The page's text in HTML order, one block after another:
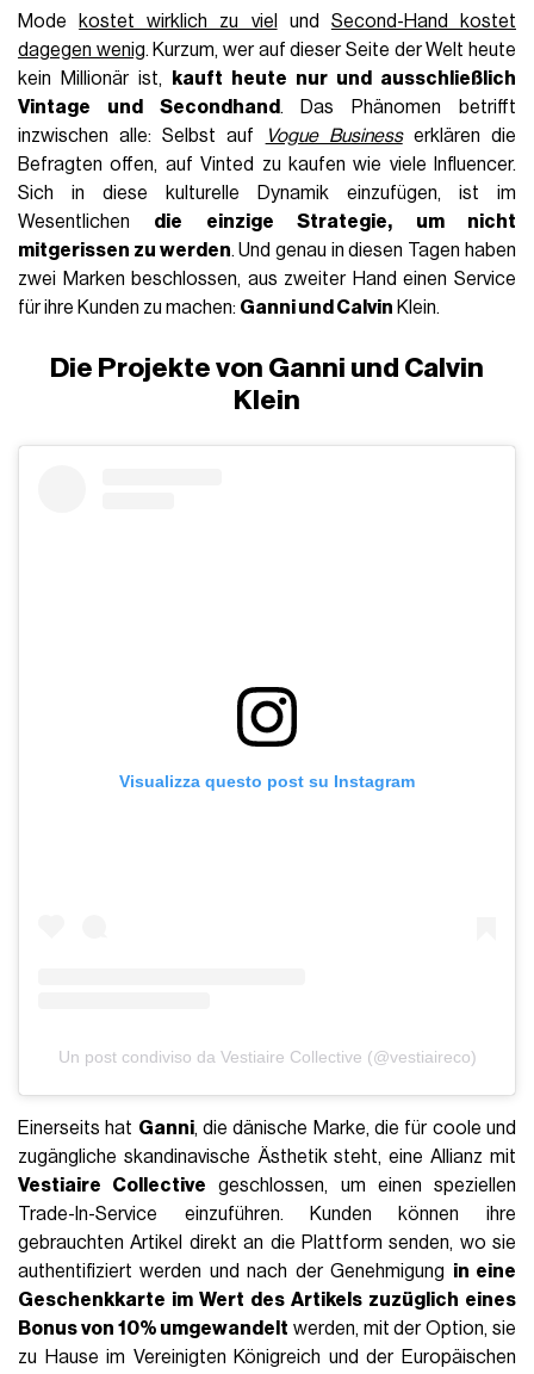
Mode kostet wirklich zu viel und Second-Hand kostet
dagegen wenig. Kurzum, wer auf dieser Seite der Welt heute
kein Millionär ist,
kauft heute nur und ausschließlich
Vintage und Secondhand. Das Phänomen betrifft
inzwischen alle: Selbst auf
Vogue Businesserklären die
Befragten offen, auf Vinted zu kaufen wie viele Influencer.
Sich in diese kulturelle Dynamik einzufügen, ist im
Wesentlichen die einzige Strategie, um nicht
mitgerissen zu werden. Und genau in diesen Tagen haben
zwei Marken beschlossen, aus zweiter Hand einen Service
für ihre Kunden zu machen: Ganni und Calvin Klein.
Die Projekte von Ganni und Calvin
Klein
Visualizza questo post su Instagram
Un post condiviso da Vestiaire Collective (@vestiaireco)
Einerseits hat Ganni, die dänische Marke, die für coole und
zugängliche skandinavische Ästhetik steht, eine Allianz mit
Vestiaire Collective geschlossen, um einen speziellen
Trade-In-Service einzuführen. Kunden können ihre
gebrauchten Artikel direkt an die Plattform senden, wo sie
authentifiziert werden und nach der Genehmigung in eine
Geschenkkarte im Wert des Artikels zuzüglich eines
Bonus von 10% umgewandelt werden, mit der Option, sie
zu Hause im Vereinigten Königreich und der Europäischen